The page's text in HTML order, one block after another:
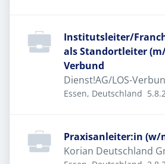
Institutsleiter/
als Standortleiter
Verbund
Dienst!AG/LOS-
Essen, Deutschland
Praxisanleiter:in (w/
Korian Deutschland